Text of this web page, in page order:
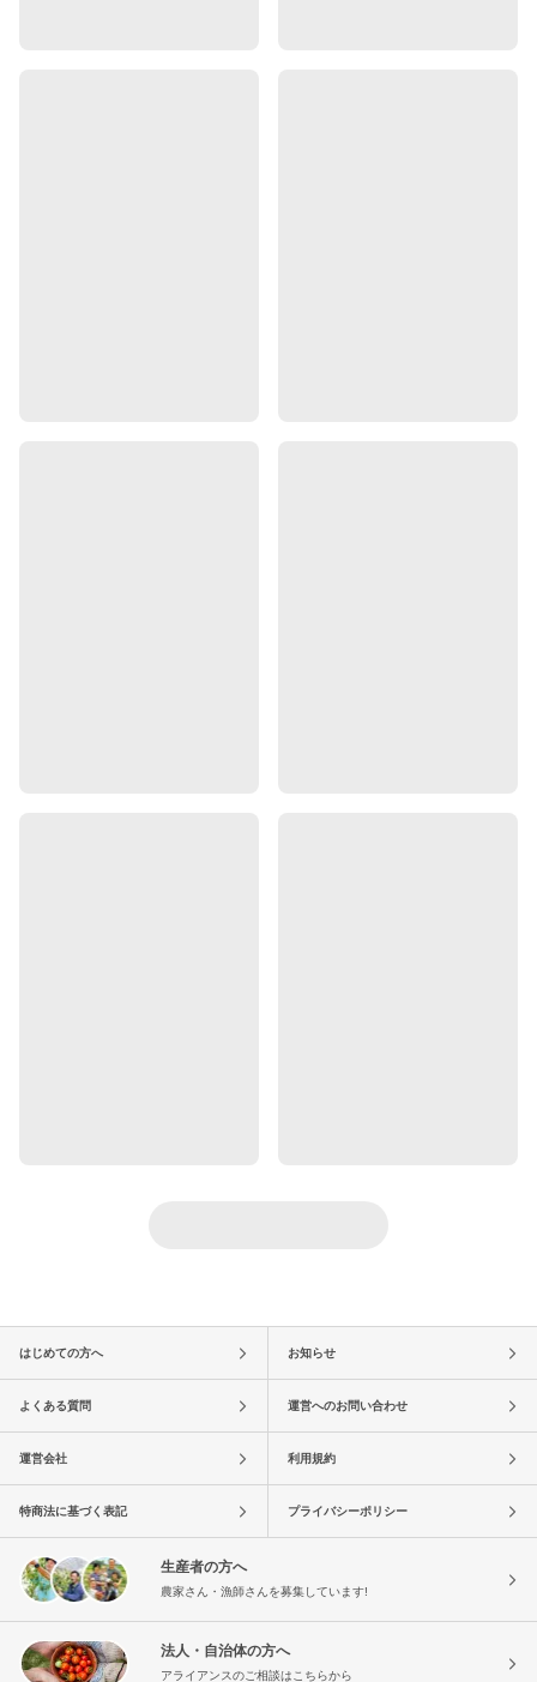
はじめての方へ お知らせ
よくある質問 運営へのお問い合わせ
運営会社 利用規約
特商法に基づく表記 プライバシーポリシー
生産者の方へ
農家さん・漁師さんを募集しています!
法人・自治体の方へ
アライアンスのご相談はこちらから